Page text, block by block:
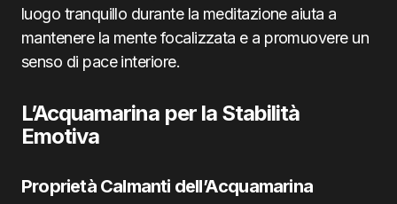
luogo tranquillo durante la meditazione aiuta a
mantenere la mente focalizzata e a promuovere un
senso di pace interiore.
L’Acquamarina per la Stabilità
Emotiva
Proprietà Calmanti dell’Acquamarina